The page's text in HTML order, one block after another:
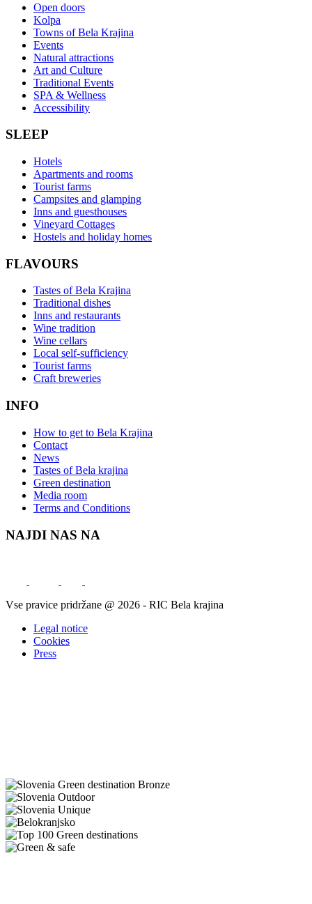
Open doors
Kolpa
Towns of Bela Krajina
Events
Natural attractions
Art and Culture
Traditional Events
SPA & Wellness
Accessibility
SLEEP
Hotels
Apartments and rooms
Tourist farms
Campsites and glamping
Inns and guesthouses
Vineyard Cottages
Hostels and holiday homes
FLAVOURS
Tastes of Bela Krajina
Traditional dishes
Inns and restaurants
Wine tradition
Wine cellars
Local self-sufficiency
Tourist farms
Craft breweries
INFO
How to get to Bela Krajina
Contact
News
Tastes of Bela krajina
Green destination
Media room
Terms and Conditions
NAJDI NAS NA
Vse pravice pridržane @ 2026 - RIC Bela krajina
Legal notice
Cookies
Press